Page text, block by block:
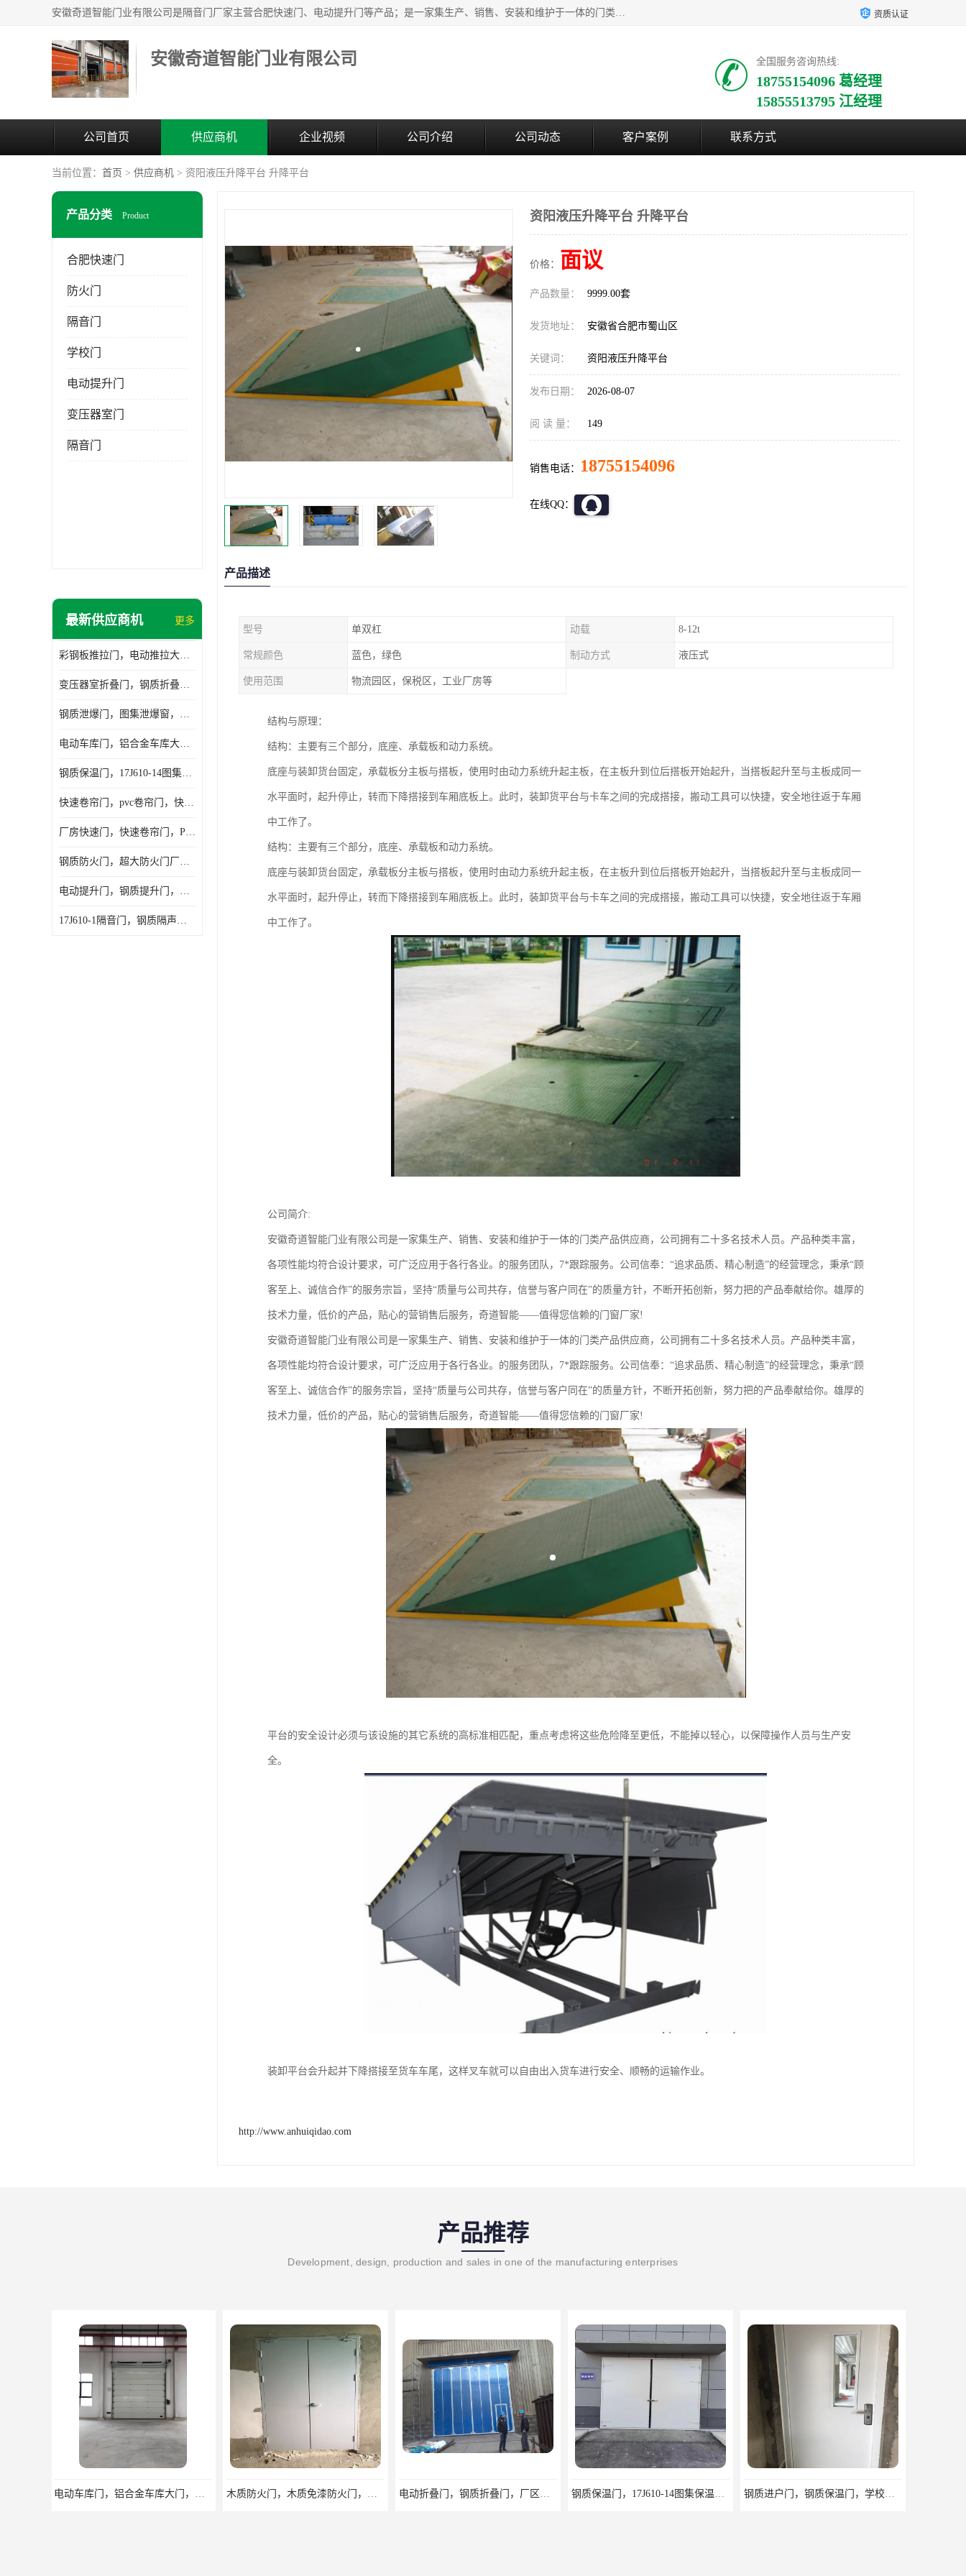
安徽奇道智能门业有限公司是隔音门厂家主营合肥快速门、电动提升门等产品；是一家集生产、销售、安装和维护于一体的门类产品供应商，公司拥有二十多名技术人员。产品种类丰富，各项性能均符合设计要求，可广泛应用于各行各业。的服务团队，24小时服务。 资质认证
安徽奇道智能门业有限公司 全国服务咨询热线:
18755154096 葛经理
15855513795 江经理
公司首页 供应商机 企业视频 公司介绍 公司动态 客户案例 联系方式
当前位置： 首页 > 供应商机 > 资阳液压升降平台 升降平台
产品分类 Product
合肥快速门
防火门
隔音门
学校门
电动提升门
变压器室门
隔音门
最新供应商机 更多
彩钢板推拉门，电动推拉大门，夹芯板大门，安徽厂房推拉门
变压器室折叠门，钢质折叠门，电动折叠大门定做，安徽折叠门厂家
钢质泄爆门，图集泄爆窗，AB型泄爆窗，抗爆门定做
电动车库门，铝合金车库大门，保温车库门厂家，安徽车库门定做
钢质保温门，17J610-14图集保温门，平开钢质保温门
快速卷帘门，pvc卷帘门，快速门厂家，合肥快卷门
厂房快速门，快速卷帘门，PVC快速门
钢质防火门，超大防火门厂家，安徽防火门厂家
电动提升门，钢质提升门，工业滑升门，安徽滑升门厂家
17J610-1隔音门，钢质隔声大门，机房隔音门
资阳液压升降平台 升降平台
价格： 面议
产品数量： 9999.00套
发货地址： 安徽省合肥市蜀山区
关键词： 资阳液压升降平台
发布日期： 2026-08-07
阅 读 量： 149
销售电话： 18755154096
在线QQ：
产品描述
型号 单双杠 动载 8-12t
常规颜色 蓝色，绿色 制动方式 液压式
使用范围 物流园区，保税区，工业厂房等
结构与原理：
结构：主要有三个部分，底座、承载板和动力系统。
底座与装卸货台固定，承载板分主板与搭板，使用时由动力系统升起主板，在主板升到位后搭板开始起升，当搭板起升至与主板成同一
水平面时，起升停止，转而下降搭接到车厢底板上。此时，装卸货平台与卡车之间的完成搭接，搬动工具可以快捷，安全地往返于车厢
中工作了。
结构：主要有三个部分，底座、承载板和动力系统。
底座与装卸货台固定，承载板分主板与搭板，使用时由动力系统升起主板，在主板升到位后搭板开始起升，当搭板起升至与主板成同一
水平面时，起升停止，转而下降搭接到车厢底板上。此时，装卸货平台与卡车之间的完成搭接，搬动工具可以快捷，安全地往返于车厢
中工作了。
公司简介:
安徽奇道智能门业有限公司是一家集生产、销售、安装和维护于一体的门类产品供应商，公司拥有二十多名技术人员。产品种类丰富，
各项性能均符合设计要求，可广泛应用于各行各业。的服务团队，7*跟踪服务。公司信奉：“追求品质、精心制造”的经营理念，秉承“顾
客至上、诚信合作”的服务宗旨，坚持“质量与公司共存，信誉与客户同在”的质量方针，不断开拓创新，努力把的产品奉献给你。雄厚的
技术力量，低价的产品，贴心的营销售后服务，奇道智能——值得您信赖的门窗厂家!
安徽奇道智能门业有限公司是一家集生产、销售、安装和维护于一体的门类产品供应商，公司拥有二十多名技术人员。产品种类丰富，
各项性能均符合设计要求，可广泛应用于各行各业。的服务团队，7*跟踪服务。公司信奉：“追求品质、精心制造”的经营理念，秉承“顾
客至上、诚信合作”的服务宗旨，坚持“质量与公司共存，信誉与客户同在”的质量方针，不断开拓创新，努力把的产品奉献给你。雄厚的
技术力量，低价的产品，贴心的营销售后服务，奇道智能——值得您信赖的门窗厂家!
平台的安全设计必须与该设施的其它系统的高标准相匹配，重点考虑将这些危险降至更低，不能掉以轻心，以保障操作人员与生产安
全。
装卸平台会升起并下降搭接至货车车尾，这样叉车就可以自由出入货车进行安全、顺畅的运输作业。
http://www.anhuiqidao.com
产品推荐
Development, design, production and sales in one of the manufacturing enterprises
木质防火门，木质免漆防火门，木质甲级防火门厂家 电动折叠门，钢质折叠门，厂区折叠大门定做，安徽折叠门 钢质保温门，17J610-14图集保温门，平开钢质保温门 钢质进户门，钢质保温门，学校教室门，宿舍钢制门厂家 钢质防火门，超大防火门厂家，安徽防火门厂家